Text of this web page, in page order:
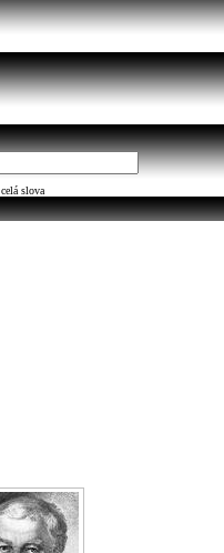
celá slova